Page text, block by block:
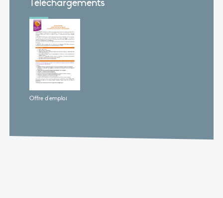
Téléchargements
Offre d'emploi